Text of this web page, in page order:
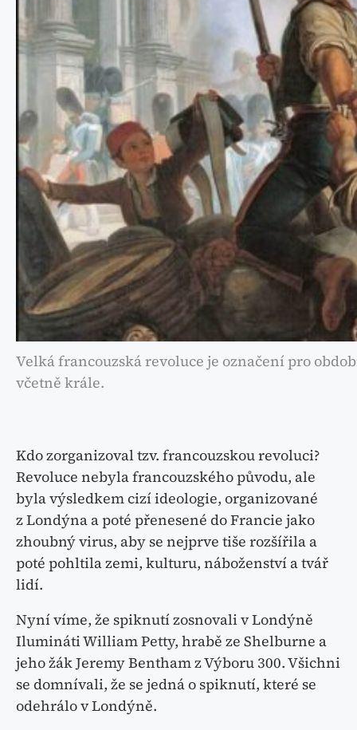
Velká francouzská revoluce je označení pro
včetně krále.
Kdo zorganizoval tzv. francouzskou revoluci?
Revoluce nebyla francouzského původu, ale
byla výsledkem cizí ideologie, organizované
z Londýna a poté přenesené do Francie jako
zhoubný virus, aby se nejprve tiše rozšířila a
poté pohltila zemi, kulturu, náboženství a tvář
lidí.
Nyní víme, že spiknutí zosnovali v Londýně
Ilumináti William Petty, hrabě ze Shelburne a
jeho žák Jeremy Bentham z Výboru 300. Všichni
se domnívali, že se jedná o spiknutí, které se
odehrálo v Londýně.